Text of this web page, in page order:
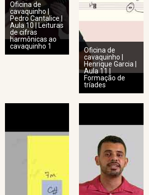
Oficina de
cavaquinho |
Pedro Cantalice |
Aula 10 | Leituras
de cifras
harmônicas ao
cavaquinho 1
Oficina de
cavaquinho |
Henrique Garcia |
Aula 11 |
Formação de
tríades